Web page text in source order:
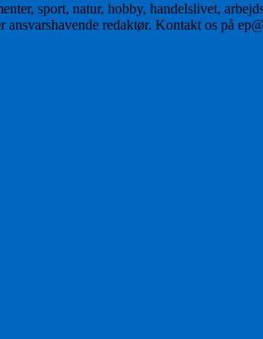
sport, natur, hobby, handelslivet,
ansvarshavende redaktør. Kontakt os på